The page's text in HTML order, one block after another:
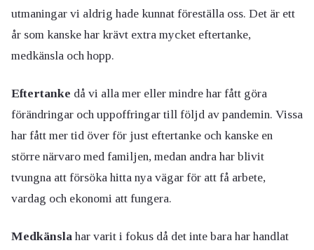
utmaningar vi aldrig hade kunnat föreställa oss. Det är ett
år som kanske har krävt extra mycket eftertanke,
medkänsla och hopp.
Eftertanke då vi alla mer eller mindre har fått göra
förändringar och uppoffringar till följd av pandemin. Vissa
har fått mer tid över för just eftertanke och kanske en
större närvaro med familjen, medan andra har blivit
tvungna att försöka hitta nya vägar för att få arbete,
vardag och ekonomi att fungera.
Medkänsla har varit i fokus då det inte bara har handlat